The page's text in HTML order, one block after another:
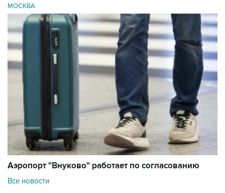
МОСКВА
Аэропорт "Внуково" работает по согласованию
Все новости